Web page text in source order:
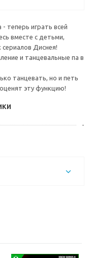
теперь играть всей
вместе с детьми,
Диснея!
и танцевальные па в
танцевать, но и петь
эту функцию!
-